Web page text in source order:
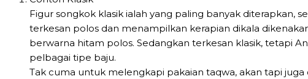
Figur songkok klasik ialah yang paling banyak diterapkan,
terkesan polos dan menampilkan kerapian dikala
berwarna hitam polos. Sedangkan terkesan klasik, tetapi
pelbagai tipe baju.
Tak cuma untuk melengkapi pakaian taqwa, akan tapi